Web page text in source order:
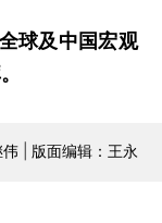
球及中国宏观
| 版面编辑：王永